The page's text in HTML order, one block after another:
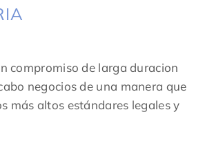
compromiso de larga duracion
negocios de una manera que
más altos estándares legales y